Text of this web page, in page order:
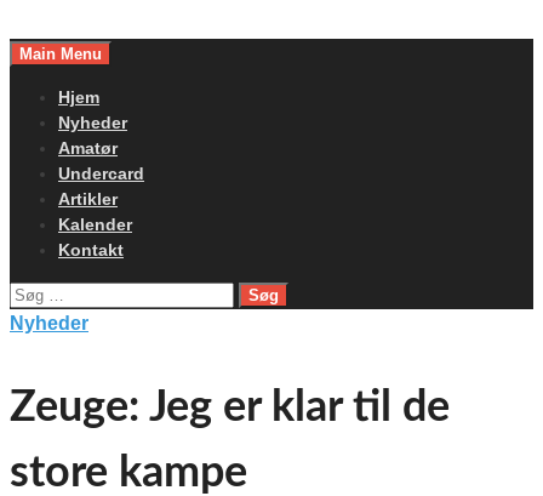
toMain Menu
Hjem
Nyheder
Amatør
Undercard
Artikler
Kalender
Kontakt
Søg
efter:
Nyheder
Zeuge: Jeg er klar til de
store kampe